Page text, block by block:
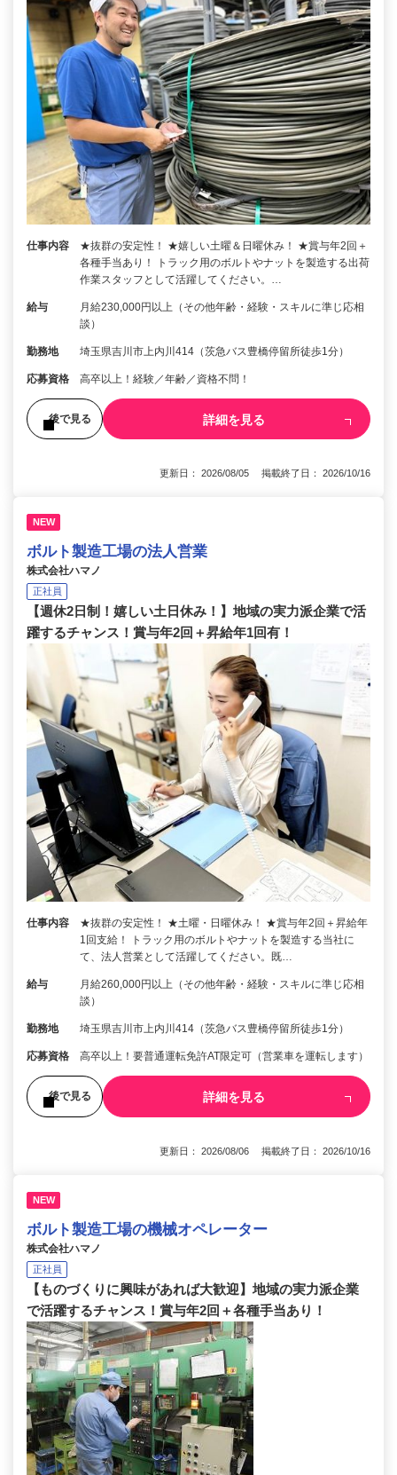
仕事内容
★抜群の安定性！ ★嬉しい土曜＆日曜休み！ ★賞与年2回＋
各種手当あり！ トラック用のボルトやナットを製造する出荷
作業スタッフとして活躍してください。…
給与
月給230,000円以上（その他年齢・経験・スキルに準じ応相
談）
勤務地 埼玉県吉川市上内川414（茨急バス豊橋停留所徒歩1分）
応募資格 高卒以上！経験／年齢／資格不問！
後で見る 詳細を見る
更新日： 2026/08/05 掲載終了日： 2026/10/16
NEW
ボルト製造工場の法人営業
株式会社ハマノ
正社員
【週休2日制！嬉しい土日休み！】地域の実力派企業で活
躍するチャンス！賞与年2回＋昇給年1回有！
仕事内容
★抜群の安定性！ ★土曜・日曜休み！ ★賞与年2回＋昇給年
1回支給！ トラック用のボルトやナットを製造する当社に
て、法人営業として活躍してください。既…
給与
月給260,000円以上（その他年齢・経験・スキルに準じ応相
談）
勤務地 埼玉県吉川市上内川414（茨急バス豊橋停留所徒歩1分）
応募資格 高卒以上！要普通運転免許AT限定可（営業車を運転します）
後で見る 詳細を見る
更新日： 2026/08/06 掲載終了日： 2026/10/16
NEW
ボルト製造工場の機械オペレーター
株式会社ハマノ
正社員
【ものづくりに興味があれば大歓迎】地域の実力派企業
で活躍するチャンス！賞与年2回＋各種手当あり！